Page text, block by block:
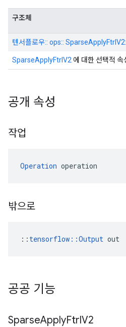
구조체
텐서플로우:: ops::
SparseApplyFtrlV2 에 대한 선택적 속
공개 속성
작업
Operation operation
밖으로
:: tensorflow::Output out
공공 기능
SparseApplyFtrlV2